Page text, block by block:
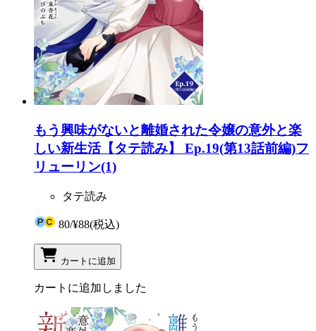
もう興味がないと離婚された令嬢の意外と楽
しい新生活【タテ読み】 Ep.19(第13話前編)フ
リューリン(1)
タテ読み
80/¥88(税込)
カートに追加
カートに追加しました